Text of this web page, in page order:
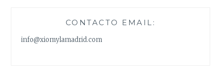
CONTACTO EMAIL:
info@xiomylamadrid.com